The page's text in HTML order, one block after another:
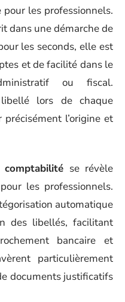
les professionnels.
dans une démarche de
les seconds, elle est
et de facilité dans le
ou fiscal.
lors de chaque
l’origine et
se révèle
les professionnels.
automatique
des libellés, facilitant
bancaire et
particulièrement
documents justificatifs